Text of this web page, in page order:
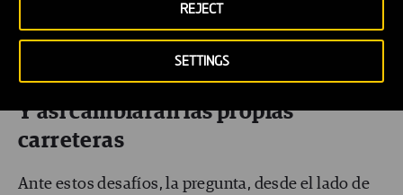
SETTINGS
REJECT
Y así cambiarán las propias
carreteras
Ante estos desafíos, la pregunta, desde el lado de